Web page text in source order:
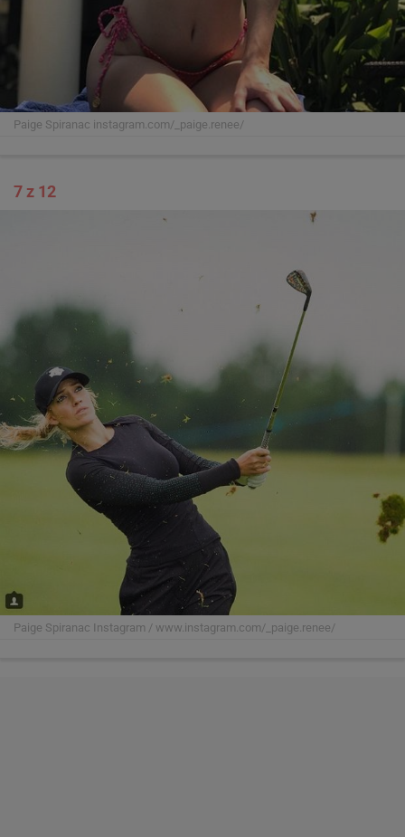
Paige Spiranac instagram.com/_paige.renee/
7 z 12
Paige Spiranac Instagram / www.instagram.com/_paige.renee/